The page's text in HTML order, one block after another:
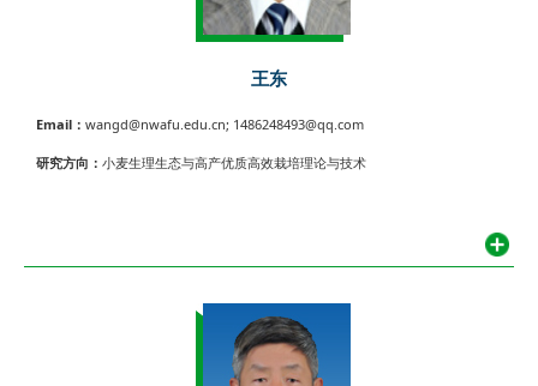
王东
Email： wangd@nwafu.edu.cn; 1486248493@qq.com
研究方向： 小麦生理生态与高产优质高效栽培理论与技术